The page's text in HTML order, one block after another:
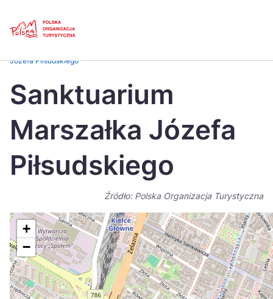
Česká
Dansk
Italiano
日本
Português
Suomi
Україна
Józefa Piłsudskiego
Sanktuarium
Marszałka Józefa
Piłsudskiego
Źródło: Polska Organizacja Turystyczna
+
−